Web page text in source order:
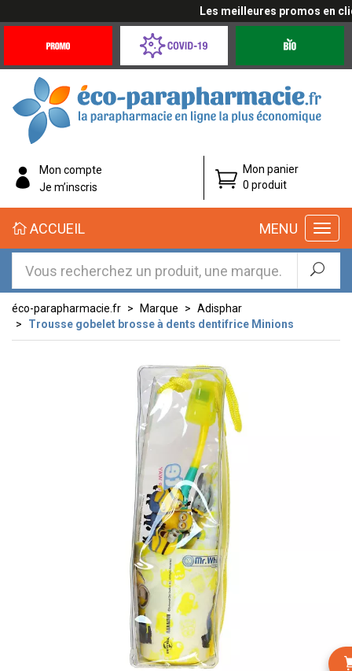
Les meilleures promos en
Offres
Coronavirus
éco-
parapharmacie.fr
éco-
parapharmacie.fr
Mon compte
Je m’inscris
Mon panier
0 produit
MENU
ACCUEIL
éco-parapharmacie.fr Marque
Adisphar
Trousse gobelet brosse à dents dentifrice Minions